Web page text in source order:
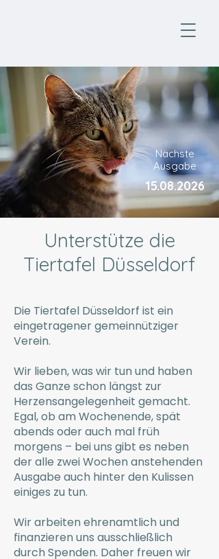
Nächste
Ausgabe
15.08.2026
Unterstütze die
Tiertafel Düsseldorf
Die Tiertafel Düsseldorf ist ein
eingetragener gemeinnütziger
Verein.
Wir lieben, was wir tun und haben
das Ganze schon längst zur
Herzensangelegenheit gemacht.
Egal, ob am Wochenende, spät
abends oder auch mal früh
morgens – bei uns gibt es neben
der alle zwei Wochen anstehenden
Ausgabe auch hinter den Kulissen
einiges zu tun.
Wir arbeiten ehrenamtlich und
finanzieren uns ausschließlich
durch Spenden. Daher freuen wir